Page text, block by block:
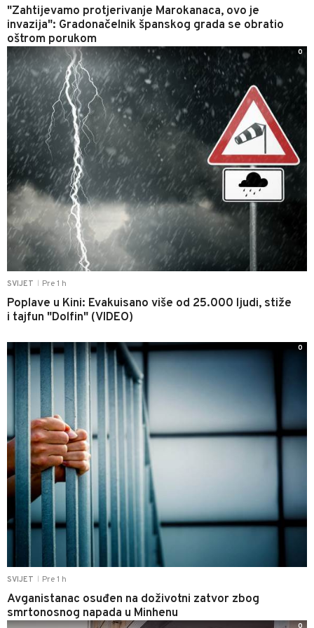
"Zahtijevamo protjerivanje Marokanaca, ovo je
invazija": Gradonačelnik španskog grada se obratio
oštrom porukom
SVIJET Pre 1 h
Poplave u Kini: Evakuisano više od 25.000 ljudi, stiže
i tajfun "Dolfin" (VIDEO)
0
SVIJET Pre 1 h
Avganistanac osuđen na doživotni zatvor zbog
smrtonosnog napada u Minhenu
0